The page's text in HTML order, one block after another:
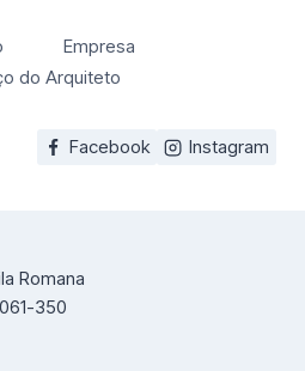
Empresa
do Arquiteto
Facebook Instagram
Romana
350